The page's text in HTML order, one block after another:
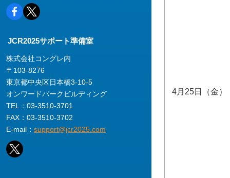
JCR2025サポート準備室
株式会社コングレ内
〒103-8276
東京都中央区日本橋3-10-5
オンワードパークビルディング
TEL：03-3510-3701
FAX：03-3510-3702
E-mail： support@jcr2025.com
4月25日（金）